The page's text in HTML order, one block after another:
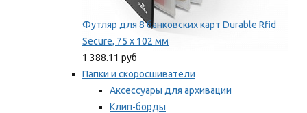
Футляр для 8 банковских карт Durable Rfid
Secure, 75 х 102 мм
1 388.11 руб
Папки и скоросшиватели
Аксессуары для архивации
Клип-борды